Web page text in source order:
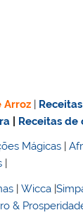
Arroz |
Receitas de
Mágicas |
|
|Wicca |
&